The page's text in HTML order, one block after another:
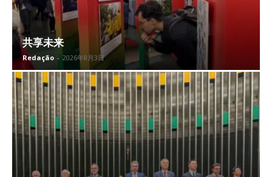
共享未来
Redação - 2026年8月3日